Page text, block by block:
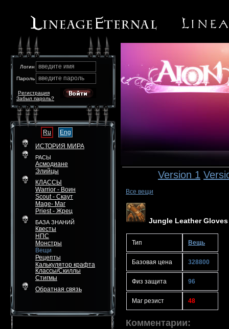
Логин введите имя
Пароль введите пароль
Забыл пароль?
Регистрация
Ru
Eng
ИСТОРИЯ МИРА
РАСЫ
Асмодиане
Элийцы
КЛАССЫ
Warrior - Воин
Scout - Скаут
Mage- Маг
Priest - Жрец
БАЗА ЗНАНИЙ
Квесты
НПС
Монстры
Вещи
Рецепты
Калькулятор крафта
Классы/Скиллы
Стигмы
Обратная связь
Version 1
Все вещи
Jungle Leather Gloves
Тип Вещь
Базовая цена 328800
Физ защита 96
Маг резист 48
Комментарии: